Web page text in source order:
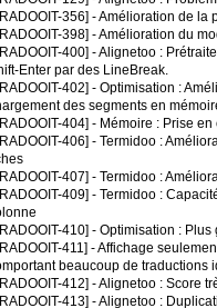
356] - Amélioration de
398] - Amélioration du
400] - Alignetoo :
Enter par des LineBreak.
402] - Optimisation :
des segments en
404] - Mémoire : Prise
406] - Termidoo :
407] - Termidoo :
409] - Termidoo :
410] - Optimisation :
411] - Affichage
beaucoup de traductions
412] - Alignetoo : Score
413] - Alignetoo :